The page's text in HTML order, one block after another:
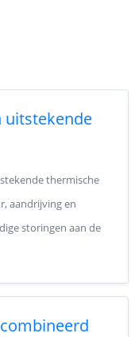
uitstekende
thermische
aandrijving en
storingen aan de